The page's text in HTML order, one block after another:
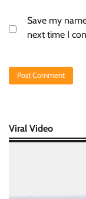
Save my
next time I
Viral Video